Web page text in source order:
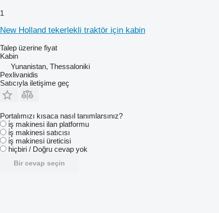
1
New Holland tekerlekli traktör için kabin
Talep üzerine fiyat
Kabin
Yunanistan, Thessaloniki
Pexlivanidis
Satıcıyla iletişime geç
Portalımızı kısaca nasıl tanımlarsınız?
i̇ş makinesi ilan platformu
i̇ş makinesi satıcısı
i̇ş makinesi üreticisi
hiçbiri / Doğru cevap yok
Bir cevap seçin